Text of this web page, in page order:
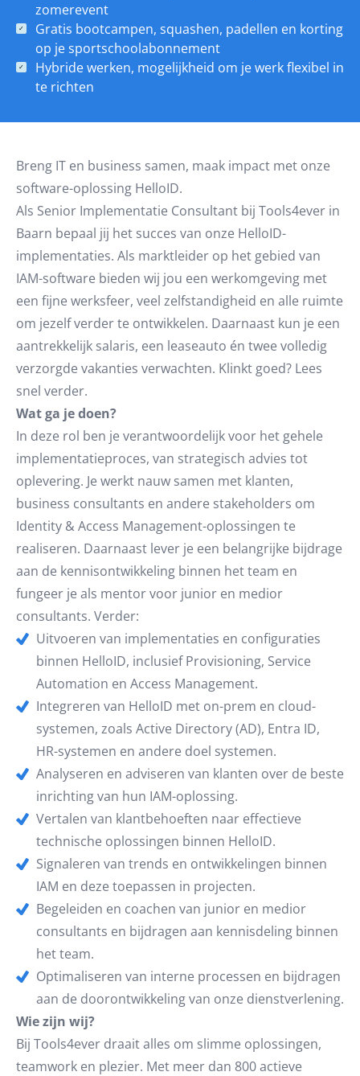
zomerevent
Gratis bootcampen, squashen, padellen en korting
op je sportschoolabonnement
Hybride werken, mogelijkheid om je werk flexibel in
te richten
Breng IT en business samen, maak impact met onze
software-oplossing HelloID.
Als Senior Implementatie Consultant bij Tools4ever in
Baarn bepaal jij het succes van onze HelloID-
implementaties. Als marktleider op het gebied van
IAM-software bieden wij jou een werkomgeving met
een fijne werksfeer, veel zelfstandigheid en alle ruimte
om jezelf verder te ontwikkelen. Daarnaast kun je een
aantrekkelijk salaris, een leaseauto én twee volledig
verzorgde vakanties verwachten. Klinkt goed? Lees
snel verder.
Wat ga je doen?
In deze rol ben je verantwoordelijk voor het gehele
implementatieproces, van strategisch advies tot
oplevering. Je werkt nauw samen met klanten,
business consultants en andere stakeholders om
Identity & Access Management-oplossingen te
realiseren. Daarnaast lever je een belangrijke bijdrage
aan de kennisontwikkeling binnen het team en
fungeer je als mentor voor junior en medior
consultants. Verder:
Uitvoeren van implementaties en configuraties
binnen HelloID, inclusief Provisioning, Service
Automation en Access Management.
Integreren van HelloID met on-prem en cloud-
systemen, zoals Active Directory (AD), Entra ID,
HR-systemen en andere doel systemen.
Analyseren en adviseren van klanten over de beste
inrichting van hun IAM-oplossing.
Vertalen van klantbehoeften naar effectieve
technische oplossingen binnen HelloID.
Signaleren van trends en ontwikkelingen binnen
IAM en deze toepassen in projecten.
Begeleiden en coachen van junior en medior
consultants en bijdragen aan kennisdeling binnen
het team.
Optimaliseren van interne processen en bijdragen
aan de doorontwikkeling van onze dienstverlening.
Wie zijn wij?
Bij Tools4ever draait alles om slimme oplossingen,
teamwork en plezier. Met meer dan 800 actieve